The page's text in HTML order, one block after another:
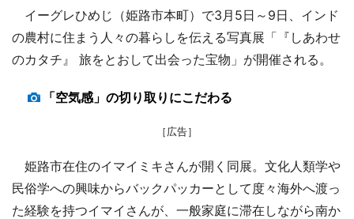
イーグレひめじ（姫路市本町）で3月5日～9日、インド
の農村に住まう人々の暮らしを伝える写真展「『しあわせ
のカタチ』 旅をとおして出会った宝物」が開催される。
「空気感」の切り取りにこだわる
［広告］
姫路市在住のイマイミキさんが開く同展。文化人類学や
民俗学への興味からバックパッカーとして度々海外へ渡っ
た経験を持つイマイさんが、一般家庭に滞在しながら南か